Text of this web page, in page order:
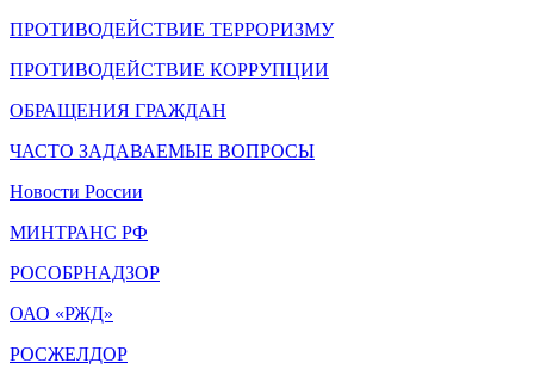
ПРОТИВОДЕЙСТВИЕ ТЕРРОРИЗМУ
ПРОТИВОДЕЙСТВИЕ КОРРУПЦИИ
ОБРАЩЕНИЯ ГРАЖДАН
ЧАСТО ЗАДАВАЕМЫЕ ВОПРОСЫ
Новости России
МИНТРАНС РФ
РОСОБРНАДЗОР
ОАО «РЖД»
РОСЖЕЛДОР